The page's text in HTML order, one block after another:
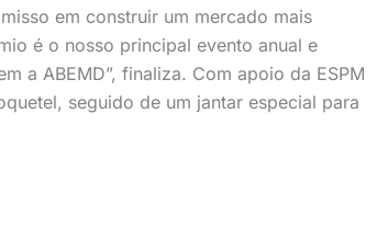
em construir um mercado mais
é o nosso principal evento anual e
a ABEMD”, finaliza. Com apoio da ESPM
seguido de um jantar especial para